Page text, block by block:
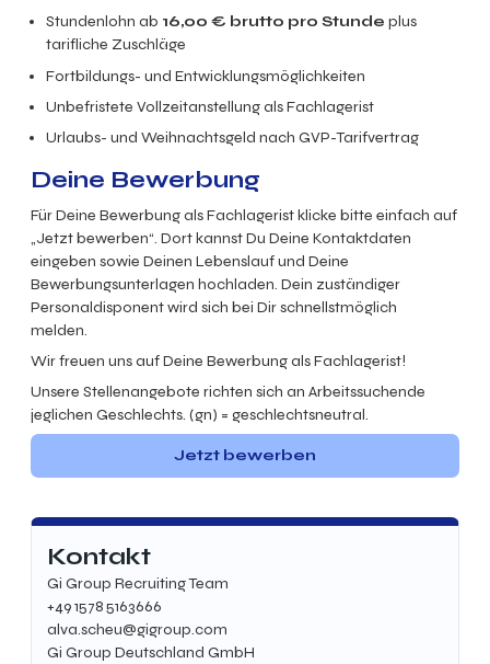
Stundenlohn ab 16,00 € brutto pro Stunde plus
tarifliche Zuschläge
Fortbildungs- und Entwicklungsmöglichkeiten
Unbefristete Vollzeitanstellung als Fachlagerist
Urlaubs- und Weihnachtsgeld nach GVP-Tarifvertrag
Deine Bewerbung
Für Deine Bewerbung als Fachlagerist klicke bitte einfach auf
„Jetzt bewerben“. Dort kannst Du Deine Kontaktdaten
eingeben sowie Deinen Lebenslauf und Deine
Bewerbungsunterlagen hochladen. Dein zuständiger
Personaldisponent wird sich bei Dir schnellstmöglich
melden.
Wir freuen uns auf Deine Bewerbungals Fachlagerist!
Unsere Stellenangebote richten sich an Arbeitssuchende
jeglichen Geschlechts. (gn) = geschlechtsneutral.
Jetzt bewerben
Kontakt
Gi Group Recruiting Team
+49 1578 5163666
alva.scheu@gigroup.com
Gi Group Deutschland GmbH